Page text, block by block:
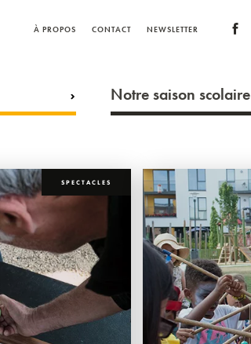
À PROPOS CONTACT NEWSLETTER
Notre saison scolaire
SPECTACLES